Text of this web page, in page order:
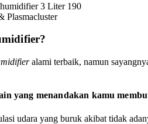
3 Liter 190
Plasmacluster
alami terbaik, namun
yang menandakan kamu
udara yang buruk akibat tidak